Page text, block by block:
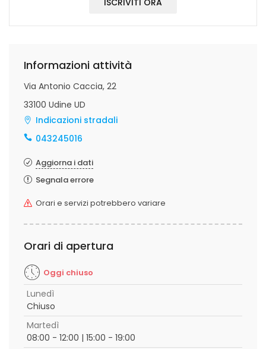
ISCRIVITI ORA
Informazioni attività
Via Antonio Caccia, 22
33100 Udine UD
Indicazioni stradali
043245016
Aggiorna i dati
Segnala errore
Orari e servizi potrebbero variare
Orari di apertura
Oggi chiuso
Lunedì
Chiuso
Martedì
08:00 - 12:00 | 15:00 - 19:00